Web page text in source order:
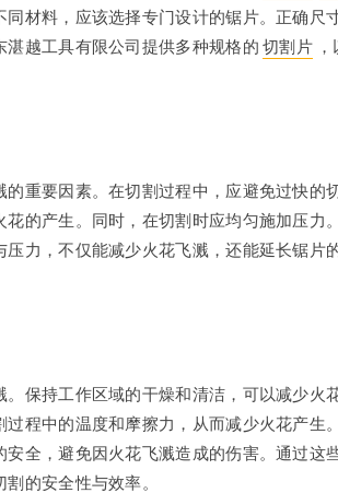
材料，应该选择专门设计的锯片。正确尺
越工具有限公司提供多种规格的 切割片
重要因素。在切割过程中，应避免过快的
的产生。同时，在切割时应均匀施加压力
力，不仅能减少火花飞溅，还能延长锯片
保持工作区域的干燥和清洁，可以减少火
程中的温度和摩擦力，从而减少火花产生
全，避免因火花飞溅造成的伤害。通过这
的安全性与效率。